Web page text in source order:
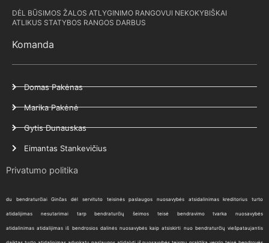
DĖL BŪSIMOS ŽALOS ATLYGINIMO RANGOVUI NEKOKYBIŠKAI
ATLIKUS STATYBOS RANGOS DARBUS
Komanda
Domas Pakėnas
Marika Pakėnė
Gytis Dunauskas
Eimantas Stankevičius
Privatumo politika
du bendraturčiai Ginčas dėl servituto teisinės paslaugos nuosavybės atsidalinimas kreditorius turto
atidalijimas nesutarimai tarp bendraturčių šeimos teisė bendravimo tvarka nuosavybės
atidalinimas atidalijimas iš bendrosios dalinės nuosavybės kaip atsiskirti nuo bendraturčių viešpataujantis